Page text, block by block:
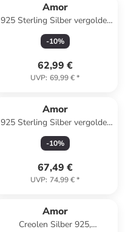
Amor
925 Sterling Silber vergoldet
Halskette 40cm+5cm
-10%
62,99 €
UVP: 69,99 €*
Amor
925 Sterling Silber vergoldet
Halskette 40+5cm
-10%
67,49 €
UVP: 74,99 €*
Amor
Creolen Silber 925,